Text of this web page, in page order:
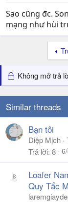
Sao cũng đc.
mạng như hùi
Không mở trả
Similar threads
Bạn tôi
Diệp Mịch
Trả lời 8
Loafer
Quy Tắc